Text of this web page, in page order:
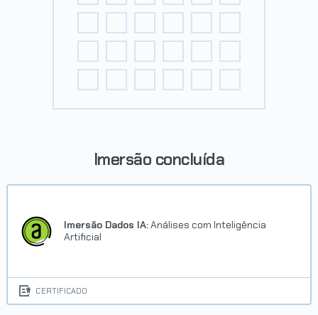
Imersão concluída
Imersão Dados IA:Análises com Inteligência
Artificial
CERTIFICADO